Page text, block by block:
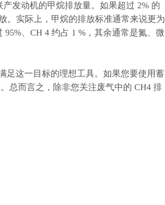
发动机的甲烷排放量。如果超过 2% 的
。实际上，甲烷的排放标准通常来说更为
、CH 4 约占 1 %，其余通常是氮、微
足这一目标的理想工具。如果您要使用蓄
总而言之，除非您关注废气中的 CH4 排